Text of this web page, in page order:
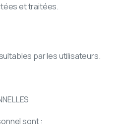
et traitées.
par les utilisateurs.
sont :